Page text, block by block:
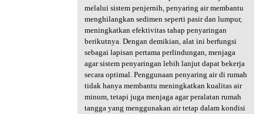
melalui sistem penjernih, penyaring air membantu
menghilangkan sedimen seperti pasir dan lumpur,
meningkatkan efektivitas tahap penyaringan
berikutnya. Dengan demikian, alat ini berfungsi
sebagai lapisan pertama perlindungan, menjaga
agar sistem penyaringan lebih lanjut dapat bekerja
secara optimal. Penggunaan penyaring air di rumah
tidak hanya membantu meningkatkan kualitas air
minum, tetapi juga menjaga agar peralatan rumah
tangga yang menggunakan air tetap dalam kondisi